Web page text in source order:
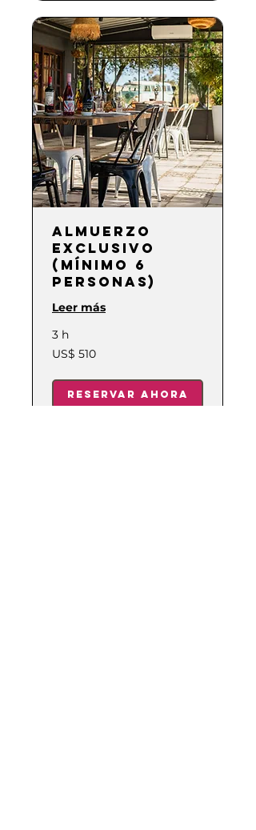
Almuerzo
Exclusivo
(Mínimo 6
personas)
Leer más
3 h
510
dólares
US$ 510
Reservar ahora